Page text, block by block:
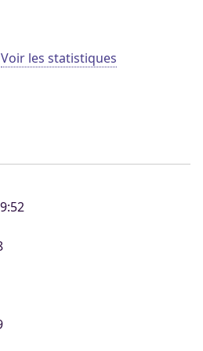
Voir les statistiques